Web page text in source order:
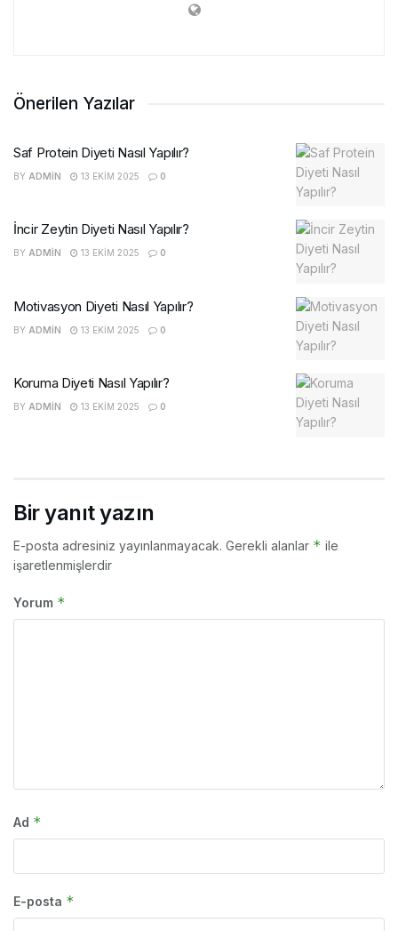
Önerilen Yazılar
Saf Protein Diyeti Nasıl Yapılır?
BY ADMIN 13 EKIM 2025 0
İncir Zeytin Diyeti Nasıl Yapılır?
BY ADMIN 13 EKIM 2025 0
Motivasyon Diyeti Nasıl Yapılır?
BY ADMIN 13 EKIM 2025 0
Koruma Diyeti Nasıl Yapılır?
BY ADMIN 13 EKIM 2025 0
Bir yanıt yazın
E-posta adresiniz yayınlanmayacak. Gerekli alanlar * ile
işaretlenmişlerdir
Yorum *
Ad *
E-posta *